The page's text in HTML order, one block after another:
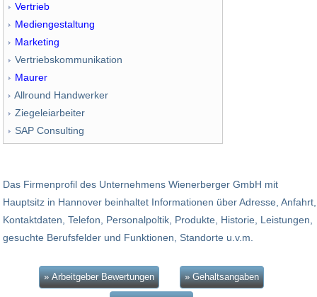
Vertrieb
Mediengestaltung
Marketing
Vertriebskommunikation
Maurer
Allround Handwerker
Ziegeleiarbeiter
SAP Consulting
Das Firmenprofil des Unternehmens Wienerberger GmbH mit
Hauptsitz in Hannover beinhaltet Informationen über Adresse, Anfahrt,
Kontaktdaten, Telefon, Personalpoltik, Produkte, Historie, Leistungen,
gesuchte Berufsfelder und Funktionen, Standorte u.v.m.
» Arbeitgeber Bewertungen » Gehaltsangaben